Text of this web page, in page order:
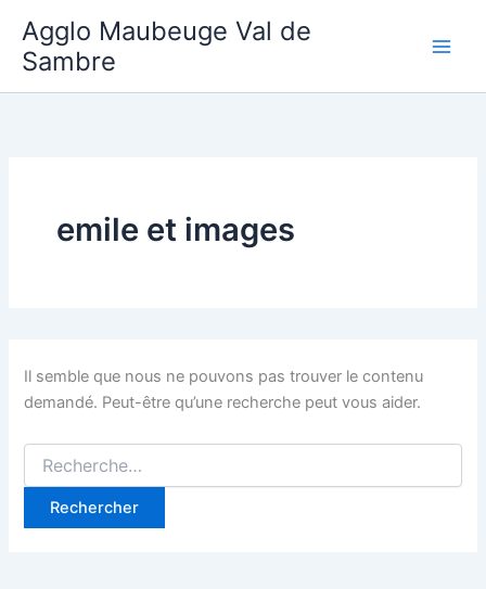
contenu
Agglo Maubeuge Val de
Sambre
emile et images
Il semble que nous ne pouvons pas trouver le contenu
demandé. Peut-être qu’une recherche peut vous aider.
Rechercher :